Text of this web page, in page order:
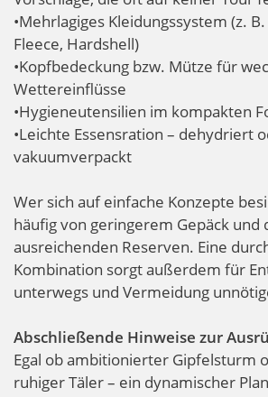
•Mehrlagiges Kleidungssystem (z.
Fleece, Hardshell)
•Kopfbedeckung bzw. Mütze für
Wettereinflüsse
•Hygieneutensilien im kompakten
•Leichte Essensration – dehydriert
vakuumverpackt
Wer sich auf einfache Konzepte
häufig von geringerem Gepäck und
ausreichenden Reserven. Eine
Kombination sorgt außerdem für
unterwegs und Vermeidung
Abschließende Hinweise zur
Egal ob ambitionierter Gipfelsturm
ruhiger Täler – ein dynamischer